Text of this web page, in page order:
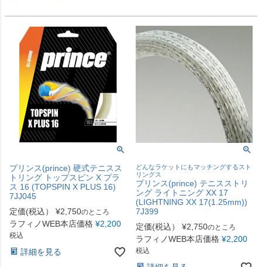
プリンス(prince) 硬式テニスス
トリング トップスピン X プラ
ス 16 (TOPSPIN X PLUS 16)
7JJ045
定価(税込）
¥2,750のところ
ラフィノWEB本店価格 ¥2,200
税込
詳細を見る
どんなラケットにもマッチングするスト
リングス
プリンス(prince) テニスストリ
ング ライトニング XX 17
(LIGHTNING XX 17(1.25mm))
7J399
定価(税込）
¥2,750のところ
ラフィノWEB本店価格 ¥2,200
税込